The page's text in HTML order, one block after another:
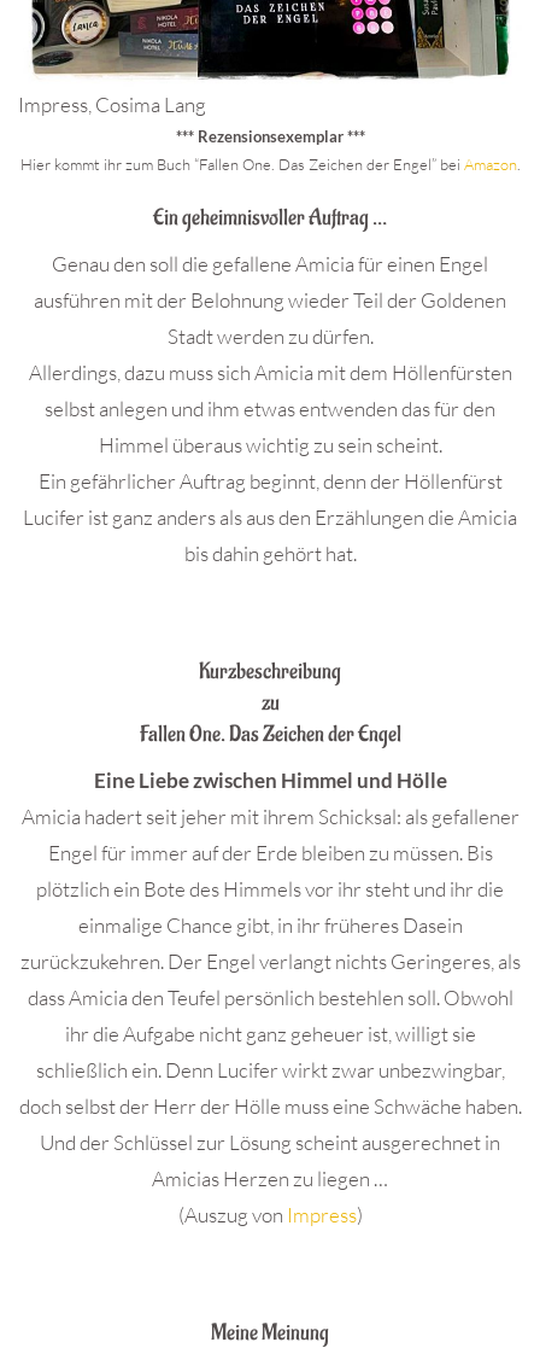
Impress, Cosima Lang
*** Rezensionsexemplar ***
Hier kommt ihr zum Buch “Fallen One. Das Zeichen der Engel” bei Amazon.
Ein geheimnisvoller Auftrag …
Genau den soll die gefallene Amicia für einen Engel
ausführen mit der Belohnung wieder Teil der Goldenen
Stadt werden zu dürfen.
Allerdings, dazu muss sich Amicia mit dem Höllenfürsten
selbst anlegen und ihm etwas entwenden das für den
Himmel überaus wichtig zu sein scheint.
Ein gefährlicher Auftrag beginnt, denn der Höllenfürst
Lucifer ist ganz anders als aus den Erzählungen die Amicia
bis dahin gehört hat.
Kurzbeschreibung
zu
Fallen One. Das Zeichen der Engel
Eine Liebe zwischen Himmel und Hölle
Amicia hadert seit jeher mit ihrem Schicksal: als gefallener
Engel für immer auf der Erde bleiben zu müssen. Bis
plötzlich ein Bote des Himmels vor ihr steht und ihr die
einmalige Chance gibt, in ihr früheres Dasein
zurückzukehren. Der Engel verlangt nichts Geringeres, als
dass Amicia den Teufel persönlich bestehlen soll. Obwohl
ihr die Aufgabe nicht ganz geheuer ist, willigt sie
schließlich ein. Denn Lucifer wirkt zwar unbezwingbar,
doch selbst der Herr der Hölle muss eine Schwäche haben.
Und der Schlüssel zur Lösung scheint ausgerechnet in
Amicias Herzen zu liegen …
(Auszug von Impress)
Meine Meinung